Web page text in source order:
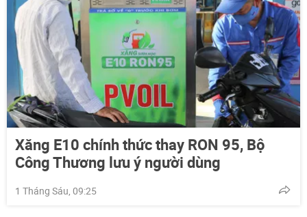
Xăng E10 chính thức thay RON 95, Bộ
Công Thương lưu ý người dùng
1 Tháng Sáu, 09:25